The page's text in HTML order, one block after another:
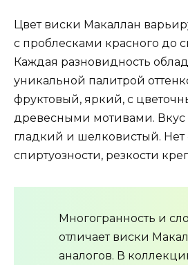
Цвет виски Макаллан
с проблесками красного до
Каждая разновидность
уникальной палитрой
фруктовый, яркий, с
древесными мотивами. Вкус
гладкий и шелковистый.
спиртуозности, резкости
Многогранность и
отличает виски
аналогов. В